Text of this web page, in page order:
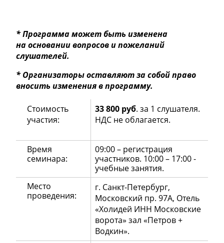
* Программа может быть изменена
на основании вопросов и пожеланий
слушателей.
* Организаторы оставляют за собой право
вносить изменения в программу.
Стоимость
участия:
33 800 руб. за 1 слушателя.
НДС не облагается.
Время
семинара:
09:00 – регистрация
участников. 10:00 – 17:00 -
учебные занятия.
Место
проведения:
г. Санкт-Петербург,
Московский пр. 97А, Отель
«Холидей ИНН Московские
ворота» зал «Петров +
Водкин».